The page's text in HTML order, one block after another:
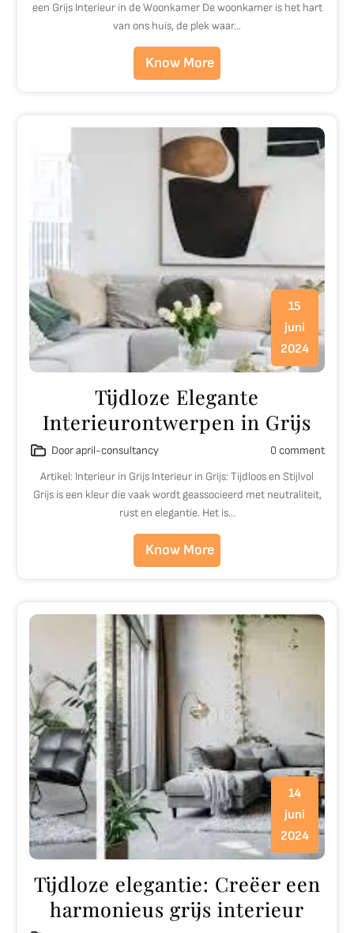
een Grijs Interieur in de Woonkamer De woonkamer is het hart
van ons huis, de plek waar…
Know More
15
juni
2024
Tijdloze Elegante
Interieurontwerpen in Grijs
Door april-consultancy
0 comment
Artikel: Interieur in Grijs Interieur in Grijs: Tijdloos en Stijlvol
Grijs is een kleur die vaak wordt geassocieerd met neutraliteit,
rust en elegantie. Het is…
Know More
14
juni
2024
Tijdloze elegantie: Creëer een
harmonieus grijs interieur